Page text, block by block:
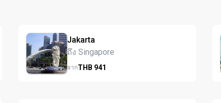
Jakarta
ถึง Singapore
จากTHB 941